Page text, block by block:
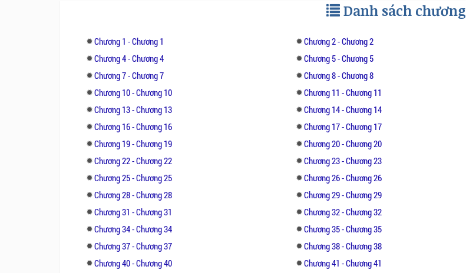
Danh sách chương
Chương 1 - Chương 1 Chương 2 - Chương 2
Chương 4 - Chương 4
Chương 5 - Chương 5
Chương 7 - Chương 7
Chương 8 - Chương 8
Chương 10 - Chương 10
Chương 11 - Chương 11
Chương 13 - Chương 13
Chương 14 - Chương 14
Chương 16 - Chương 16
Chương 17 - Chương 17
Chương 19 - Chương 19
Chương 20 - Chương 20
Chương 22 - Chương 22
Chương 23 - Chương 23
Chương 25 - Chương 25
Chương 26 - Chương 26
Chương 28 - Chương 28
Chương 29 - Chương 29
Chương 31 - Chương 31
Chương 32 - Chương 32
Chương 34 - Chương 34
Chương 35 - Chương 35
Chương 37 - Chương 37
Chương 38 - Chương 38
Chương 40 - Chương 40
Chương 41 - Chương 41